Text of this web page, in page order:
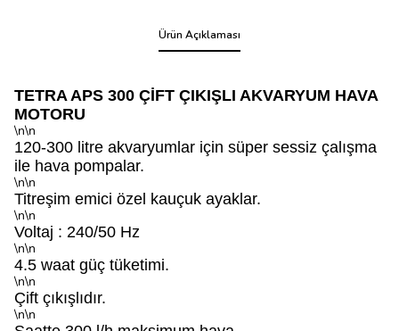
Ürün Açıklaması
TETRA APS 300 ÇİFT ÇIKIŞLI AKVARYUM HAVA
MOTORU
\n\n
120-300 litre akvaryumlar için süper sessiz çalışma
ile hava pompalar.
\n\n
Titreşim emici özel kauçuk ayaklar.
\n\n
Voltaj : 240/50 Hz
\n\n
4.5 waat güç tüketimi.
\n\n
Çift çıkışlıdır.
\n\n